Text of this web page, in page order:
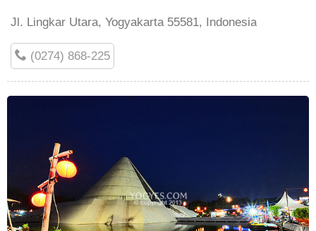
Jl. Lingkar Utara, Yogyakarta 55581, Indonesia
(0274) 868-225